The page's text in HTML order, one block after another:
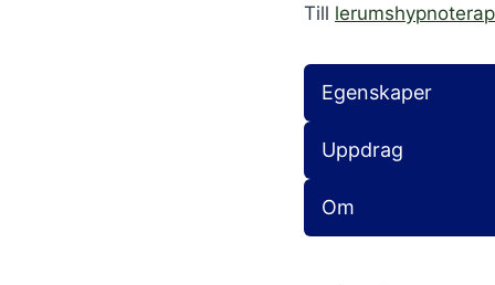
Till
Egenskaper
Uppdrag
Om